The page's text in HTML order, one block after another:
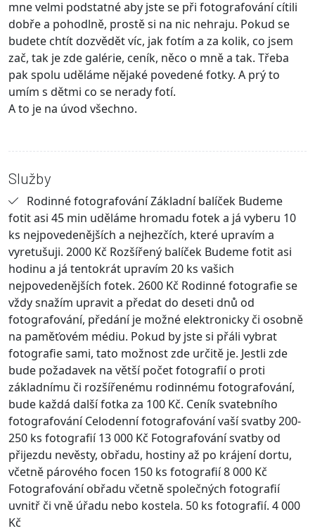
mne velmi podstatné aby jste se při fotografování cítili
dobře a pohodlně, prostě si na nic nehraju. Pokud se
budete chtít dozvědět víc, jak fotím a za kolik, co jsem
zač, tak je zde galérie, ceník, něco o mně a tak. Třeba
pak spolu uděláme nějaké povedené fotky. A prý to
umím s dětmi co se nerady fotí.
A to je na úvod všechno.
Služby
Rodinné fotografování Základní balíček Budeme
fotit asi 45 min uděláme hromadu fotek a já vyberu 10
ks nejpovedenějších a nejhezčích, které upravím a
vyretušuji. 2000 Kč Rozšířený balíček Budeme fotit asi
hodinu a já tentokrát upravím 20 ks vašich
nejpovedenějších fotek. 2600 Kč Rodinné fotografie se
vždy snažím upravit a předat do deseti dnů od
fotografování, předání je možné elektronicky či osobně
na paměťovém médiu. Pokud by jste si přáli vybrat
fotografie sami, tato možnost zde určitě je. Jestli zde
bude požadavek na větší počet fotografií o proti
základnímu či rozšířenému rodinnému fotografování,
bude každá další fotka za 100 Kč. Ceník svatebního
fotografování Celodenní fotografování vaší svatby 200-
250 ks fotografií 13 000 Kč Fotografování svatby od
přijezdu nevěsty, obřadu, hostiny až po krájení dortu,
včetně párového focen 150 ks fotografií 8 000 Kč
Fotografování obřadu včetně společných fotografií
uvnitř či vně úřadu nebo kostela. 50 ks fotografií. 4 000
Kč